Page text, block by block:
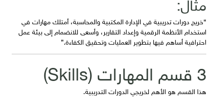
“خريج دورات تدريبية في الإدارة المكتبية والمحاسبة، أمتلك مهارات في
استخدام الأنظمة الرقمية وإعداد التقارير، وأسعى للانضمام إلى بيئة عمل
احترافية أساهم فيها بتطوير العمليات وتحقيق الكفاءة.”
3 قسم المهارات (Skills)
هذا القسم هو الأهم لخريجي الدورات التدريبية.